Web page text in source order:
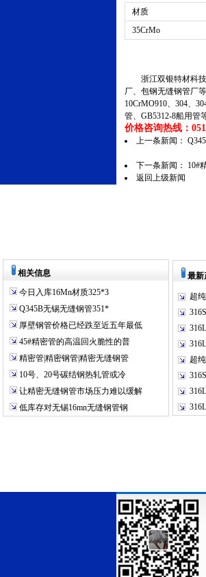
材质
35CrMo
浙江双银特材科技
厂、包钢无缝钢管厂
10CrMO910、304、
管、GB5312-8船用管
价格咨询热线：
上一条新闻：
下一条新闻：
10#
返回上级新闻
相关信息
今日入库16Mn材质325*3
Q345B无锡无缝钢管351*
厚壁钢管价格已经跌至近五年最低
45#精密管的高温回火脆性的普
精密管|精密钢管|精密无缝钢管
10号、20号碳结钢热轧管或冷
让精密无缝钢管市场压力难以缓解
低库存对无锡16mn无缝钢管钢
最新
超
超